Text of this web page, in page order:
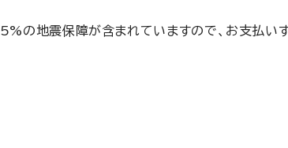
の地震保障が含まれていますので、お支払